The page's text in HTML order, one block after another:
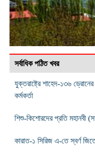
সর্বাধিক পঠিত খবর
যুক্তরাষ্ট্রে শাহেদ-১৩৬ ড্রোনের
কর্মকর্তা
শিশু-কিশোরদের প্রতি মহানবী
কারাত-১ সিরিজ এ-তে স্বর্ণ